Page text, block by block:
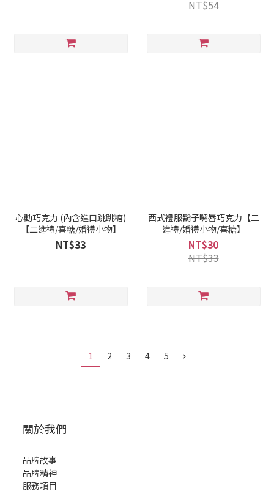
NT$54
心動巧克力 (內含進口跳跳糖)
【二進禮/喜糖/婚禮小物】
NT$33
西式禮服鬍子嘴唇巧克力【二
進禮/婚禮小物/喜糖】
NT$30
NT$33
1 2 3 4 5
關於我們
品牌故事
品牌精神
服務項目